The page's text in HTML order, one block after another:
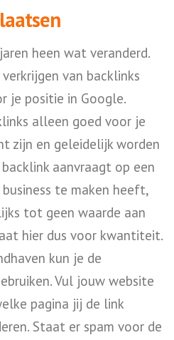
heen wat veranderd.
van backlinks
je positie in Google.
alleen goed voor je
zijn en geleidelijk worden
aanvraagt op een
te maken heeft,
tot geen waarde aan
hier dus voor kwantiteit.
kun je de
Vul jouw website
pagina jij de link
Staat er spam voor de